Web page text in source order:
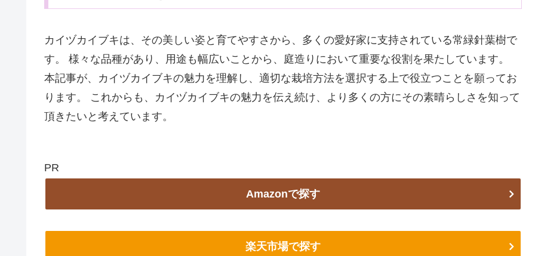
カイヅカイブキは、その美しい姿と育てやすさから、多くの愛好家に支持されている常緑針葉樹で
す。 様々な品種があり、用途も幅広いことから、庭造りにおいて重要な役割を果たしています。
本記事が、カイヅカイブキの魅力を理解し、適切な栽培方法を選択する上で役立つことを願ってお
ります。 これからも、カイヅカイブキの魅力を伝え続け、より多くの方にその素晴らしさを知って
頂きたいと考えています。
PR
Amazonで探す
楽天市場で探す